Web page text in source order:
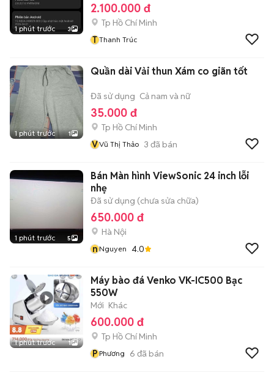
1 phút trước 3
2.100.000 đ
Tp Hồ Chí Minh
T Thanh Trúc
1 phút trước 1
Quần dài Vải thun Xám co giãn tốt
Đã sử dụng Cả nam và nữ
35.000 đ
Tp Hồ Chí Minh
VVũ Thị Thảo 3 đã bán
1 phút trước 5
Bán Màn hình ViewSonic 24 inch lỗi
nhẹ
Đã sử dụng (chưa sửa chữa)
650.000 đ
Hà Nội
nNguyen 4.0
1 phút trước 1
Máy bào đá Venko VK-IC500 Bạc
550W
Mới Khác
600.000 đ
Tp Hồ Chí Minh
P Phương 6 đã bán